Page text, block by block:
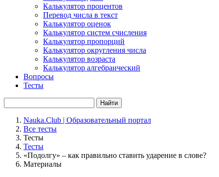
Калькулятор процентов
Перевод числа в текст
Калькулятор оценок
Калькулятор систем счисления
Калькулятор пропорций
Калькулятор округления числа
Калькулятор возраста
Калькулятор алгебраический
Вопросы
Тесты
Найти
Nauka.Club | Образовательный портал
Все тесты
Тесты
Тесты
«Подолгу» – как правильно ставить ударение в слове?
Материалы